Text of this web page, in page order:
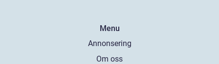
Menu
Annonsering
Om oss